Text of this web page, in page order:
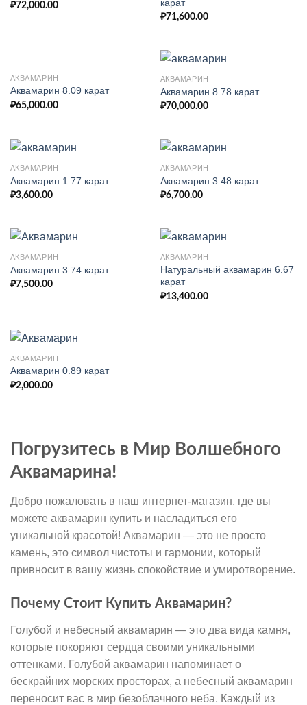
₽72,000.00 карат
₽71,600.00
АКВАМАРИН
Аквамарин 8.09 карат
₽65,000.00
АКВАМАРИН
Аквамарин 8.78 карат
₽70,000.00
АКВАМАРИН
Аквамарин 1.77 карат
₽3,600.00
АКВАМАРИН
Аквамарин 3.48 карат
₽6,700.00
АКВАМАРИН
Аквамарин 3.74 карат
₽7,500.00
АКВАМАРИН
Натуральный аквамарин 6.67
карат
₽13,400.00
АКВАМАРИН
Аквамарин 0.89 карат
₽2,000.00
Погрузитесь в Мир Волшебного
Аквамарина!
Добро пожаловать в наш интернет-магазин, где вы
можете аквамарин купить и насладиться его
уникальной красотой! Аквамарин — это не просто
камень, это символ чистоты и гармонии, который
привносит в вашу жизнь спокойствие и умиротворение.
Почему Стоит Купить Аквамарин?
Голубой и небесный аквамарин — это два вида камня,
которые покоряют сердца своими уникальными
оттенками. Голубой аквамарин напоминает о
бескрайних морских просторах, а небесный аквамарин
переносит вас в мир безоблачного неба. Каждый из